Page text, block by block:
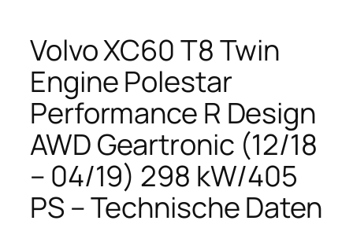
Volvo XC60 T8 Twin
Engine Polestar
Performance R Design
AWD Geartronic (12/18
– 04/19) 298 kW/405
PS – Technische Daten